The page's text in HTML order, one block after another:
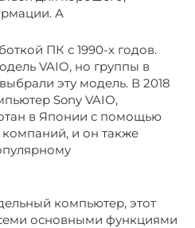
А
ПК с 1990-х годов.
VAIO, но группы в
эту модель. В 2018
Sony VAIO,
в Японии с помощью
и он также
компьютер, этот
основными функциями